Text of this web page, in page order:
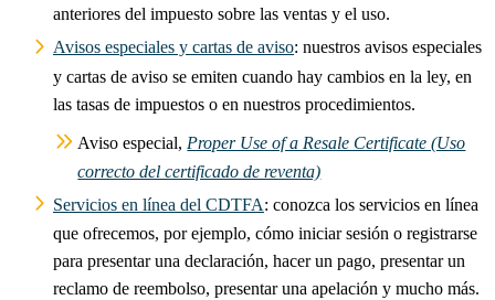
anteriores del impuesto sobre las ventas y el uso.
Avisos especiales y cartas de aviso: nuestros avisos especiales
y cartas de aviso se emiten cuando hay cambios en la ley, en
las tasas de impuestos o en nuestros procedimientos.
Aviso especial, Proper Use of a Resale Certificate (Uso
correcto del certificado de reventa)
Servicios en línea del CDTFA: conozca los servicios en línea
que ofrecemos, por ejemplo, cómo iniciar sesión o registrarse
para presentar una declaración, hacer un pago, presentar un
reclamo de reembolso, presentar una apelación y mucho más.